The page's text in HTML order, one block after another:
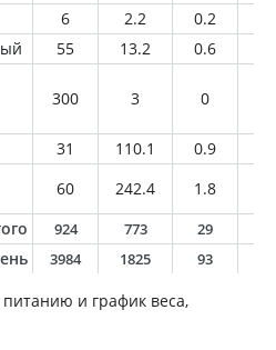
6 2.2 0.2
55 13.2 0.6
300 3 0
31 110.1 0.9
60 242.4 1.8
924 773 29
3984 1825 93
и график веса,